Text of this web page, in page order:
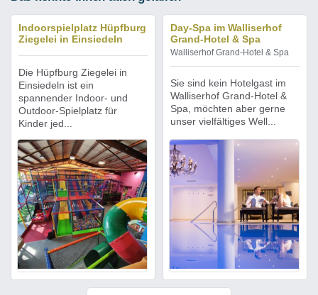
Indoorspielplatz Hüpfburg
Ziegelei in Einsiedeln
Die Hüpfburg Ziegelei in
Einsiedeln ist ein
spannender Indoor- und
Outdoor-Spielplatz für
Kinder jed...
Day-Spa im Walliserhof
Grand-Hotel & Spa
Walliserhof Grand-Hotel & Spa
Sie sind kein Hotelgast im
Walliserhof Grand-Hotel &
Spa, möchten aber gerne
unser vielfältiges Well...